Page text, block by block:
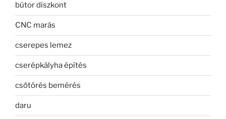
bútor diszkont
CNC marás
cserepes lemez
cserépkályha építés
csőtörés bemérés
daru